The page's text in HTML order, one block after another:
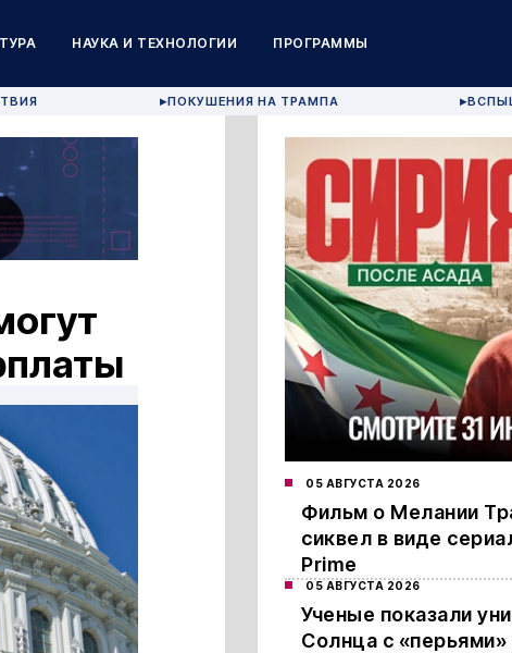
НАУКА И ТЕХНОЛОГИИ ПРОГРАММЫ
▶ПОКУШЕНИЯ НА ТРАМПА ▶
05 АВГУСТА 2026
Фильм о Мелании
сиквел в виде
Prime
05 АВГУСТА 2026
Ученые показали
Солнца с «перьями»